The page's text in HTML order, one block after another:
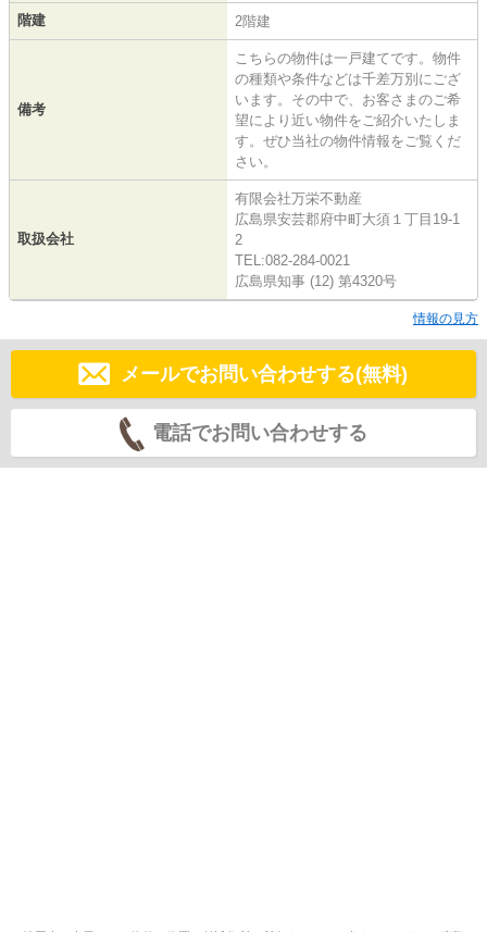
階建 2階建
備考
こちらの物件は一戸建てです。物件
の種類や条件などは千差万別にござ
います。その中で、お客さまのご希
望により近い物件をご紹介いたしま
す。ぜひ当社の物件情報をご覧くだ
さい。
取扱会社
有限会社万栄不動産
広島県安芸郡府中町大須１丁目19-1
2
TEL:082-284-0021
広島県知事 (12) 第4320号
情報の見方
メールでお問い合わせする(無料)
電話でお問い合わせする